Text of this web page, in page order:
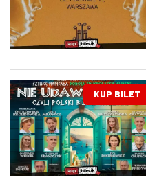
KUP BILET